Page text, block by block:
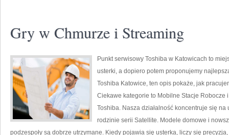
Gry w Chmurze i Streaming
Punkt serwisowy Toshiba w Katowicach to
usterki, a dopiero potem proponujemy
Toshiba Katowice, ten opis pokaże, jak
Ciekawe kategorie to Mobilne Stacje
Toshiba. Nasza działalność koncentruje się
rodzinie serii Satellite. Modele domowe i
podzespoły są dobrze utrzymane. Kiedy pojawia się usterka, liczy się